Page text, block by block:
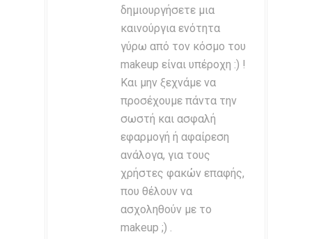
δημιουργήσετε μια
καινούργια ενότητα
γύρω από τον κόσμο του
makeup είναι υπέροχη :) !
Και μην ξεχνάμε να
προσέχουμε πάντα την
σωστή και ασφαλή
εφαρμογή ή αφαίρεση
ανάλογα, για τους
χρήστες φακών επαφής,
που θέλουν να
ασχοληθούν με το
makeup ;) .